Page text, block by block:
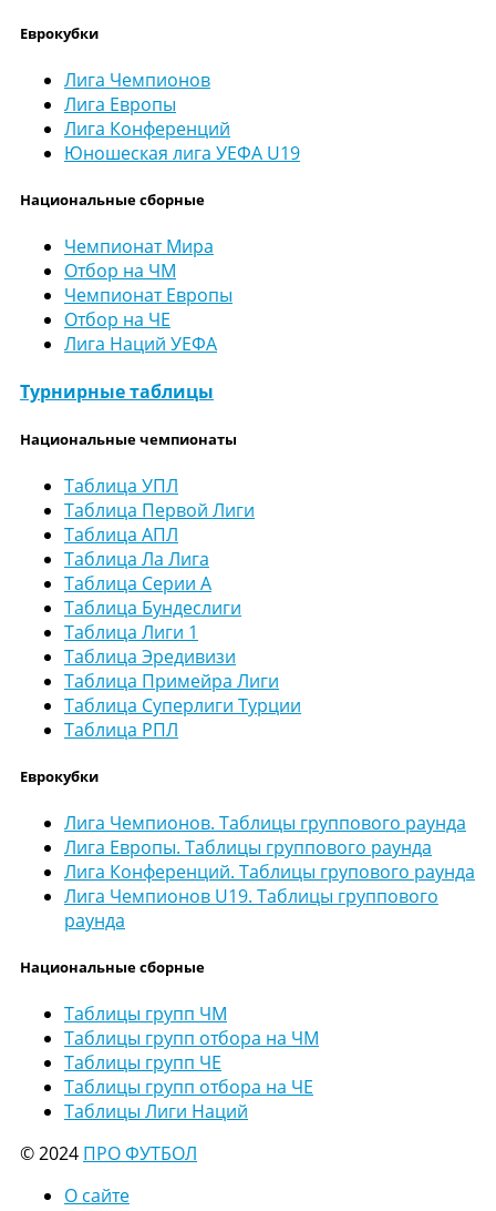
Еврокубки
Лига Чемпионов
Лига Европы
Лига Конференций
Юношеская лига УЕФА U19
Национальные сборные
Чемпионат Мира
Отбор на ЧМ
Чемпионат Европы
Отбор на ЧЕ
Лига Наций УЕФА
Турнирные таблицы
Национальные чемпионаты
Таблица УПЛ
Таблица Первой Лиги
Таблица АПЛ
Таблица Ла Лига
Таблица Серии А
Таблица Бундеслиги
Таблица Лиги 1
Таблица Эредивизи
Таблица Примейра Лиги
Таблица Суперлиги Турции
Таблица РПЛ
Еврокубки
Лига Чемпионов. Таблицы группового раунда
Лига Европы. Таблицы группового раунда
Лига Конференций. Таблицы групового раунда
Лига Чемпионов U19. Таблицы группового
раунда
Национальные сборные
Таблицы групп ЧМ
Таблицы групп отбора на ЧМ
Таблицы групп ЧЕ
Таблицы групп отбора на ЧЕ
Таблицы Лиги Наций
© 2024 ПРО ФУТБОЛ
О сайте